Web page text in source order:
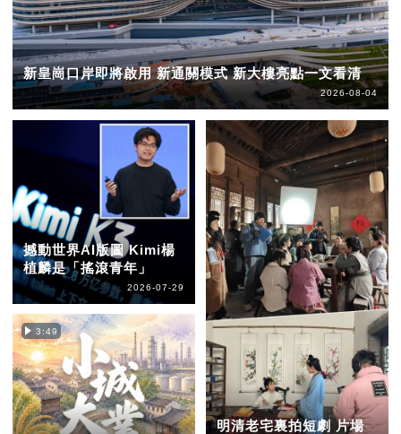
新皇崗口岸即將啟用 新通關模式 新大樓亮點一文看清
2026-08-04
撼動世界AI版圖 Kimi楊
植麟是「搖滾青年」
2026-07-29
3:49
明清老宅裏拍短劇 片場